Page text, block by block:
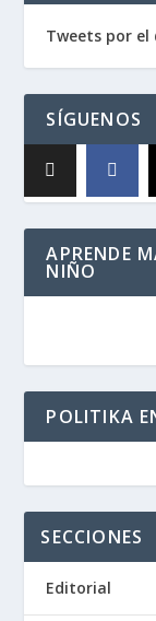
Tweets por el
SÍGUENOS
APRENDE
NIÑO
POLITIKA
SECCIONES
Editorial